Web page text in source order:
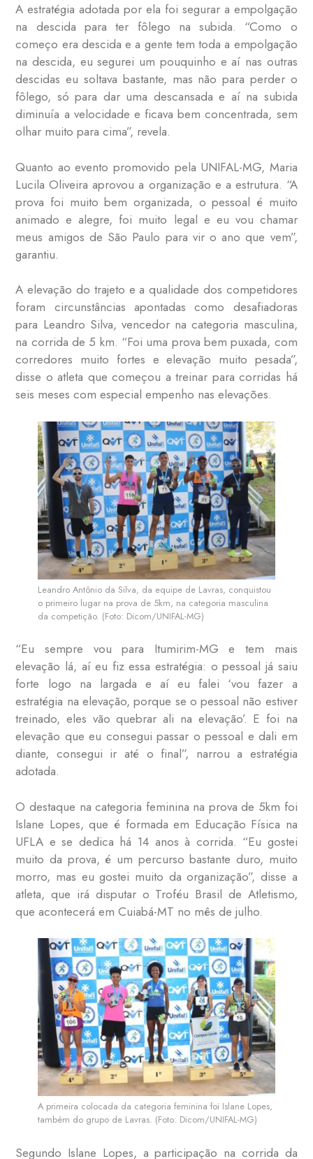
A estratégia adotada por ela foi segurar a empolgação
na descida para ter fôlego na subida. “Como o
começo era descida e a gente tem toda a empolgação
na descida, eu segurei um pouquinho e aí nas outras
descidas eu soltava bastante, mas não para perder o
fôlego, só para dar uma descansada e aí na subida
diminuía a velocidade e ficava bem concentrada, sem
olhar muito para cima”, revela.
Quanto ao evento promovido pela UNIFAL-MG, Maria
Lucila Oliveira aprovou a organização e a estrutura. “A
prova foi muito bem organizada, o pessoal é muito
animado e alegre, foi muito legal e eu vou chamar
meus amigos de São Paulo para vir o ano que vem”,
garantiu.
A elevação do trajeto e a qualidade dos competidores
foram circunstâncias apontadas como desafiadoras
para Leandro Silva, vencedor na categoria masculina,
na corrida de 5 km. “Foi uma prova bem puxada, com
corredores muito fortes e elevação muito pesada”,
disse o atleta que começou a treinar para corridas há
seis meses com especial empenho nas elevações.
Leandro Antônio da Silva, da equipe de Lavras, conquistou
o primeiro lugar na prova de 5km, na categoria masculina
da competição. (Foto: Dicom/UNIFAL-MG)
“Eu sempre vou para Itumirim-MG e tem mais
elevação lá, aí eu fiz essa estratégia: o pessoal já saiu
forte logo na largada e aí eu falei ‘vou fazer a
estratégia na elevação, porque se o pessoal não estiver
treinado, eles vão quebrar ali na elevação’. E foi na
elevação que eu consegui passar o pessoal e dali em
diante, consegui ir até o final”, narrou a estratégia
adotada.
O destaque na categoria feminina na prova de 5km foi
Islane Lopes, que é formada em Educação Física na
UFLA e se dedica há 14 anos à corrida. “Eu gostei
muito da prova, é um percurso bastante duro, muito
morro, mas eu gostei muito da organização”, disse a
atleta, que irá disputar o Troféu Brasil de Atletismo,
que acontecerá em Cuiabá-MT no mês de julho.
A primeira colocada da categoria feminina foi Islane Lopes,
também do grupo de Lavras. (Foto: Dicom/UNIFAL-MG)
Segundo Islane Lopes, a participação na corrida da